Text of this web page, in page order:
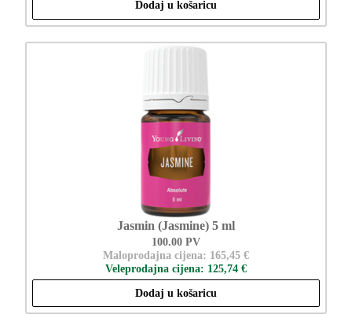
Dodaj u košaricu
Jasmin (Jasmine) 5 ml
100.00 PV
Maloprodajna cijena: 165,45 €
Veleprodajna cijena: 125,74 €
Dodaj u košaricu